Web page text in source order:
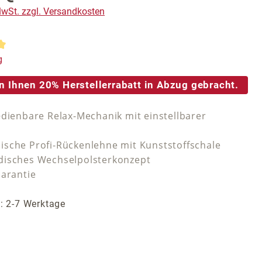
zzgl. Versandkosten
Bewertung von 5 von 5 Sternen
Ihnen 20% Herstellerrabatt in Abzug gebracht.
Relax-Mechanik mit einstellbarer
Profi-Rückenlehne mit Kunststoffschale
Wechselpolsterkonzept
2-7 Werktage